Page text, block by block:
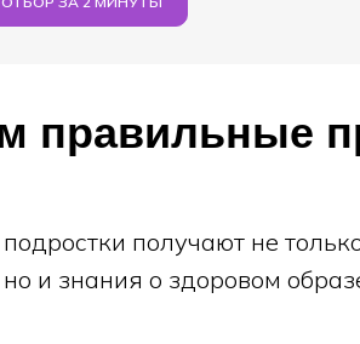
правильные
получают не
и знания о здоровом